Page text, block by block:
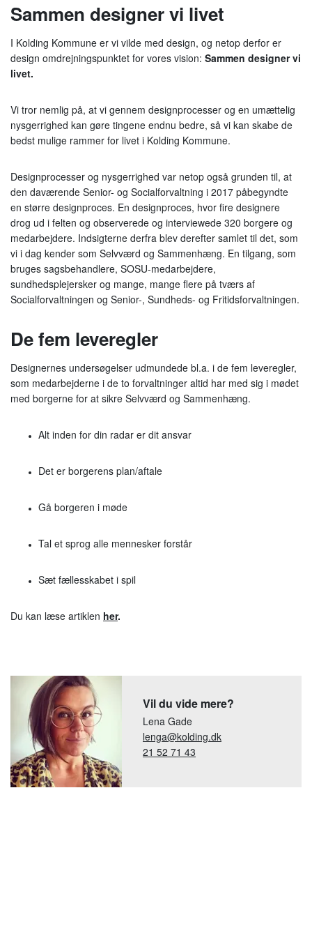
Sammen designer vi livet
I Kolding Kommune er vi vilde med design, og netop derfor er
design omdrejningspunktet for vores vision: Sammen designer vi
livet.
Vi tror nemlig på, at vi gennem designprocesser og en umættelig
nysgerrighed kan gøre tingene endnu bedre, så vi kan skabe de
bedst mulige rammer for livet i Kolding Kommune.
Designprocesser og nysgerrighed var netop også grunden til, at
den daværende Senior- og Socialforvaltning i 2017 påbegyndte
en større designproces. En designproces, hvor fire designere
drog ud i felten og observerede og interviewede 320 borgere og
medarbejdere. Indsigterne derfra blev derefter samlet til det, som
vi i dag kender som Selvværd og Sammenhæng. En tilgang, som
bruges sagsbehandlere, SOSU-medarbejdere,
sundhedsplejersker og mange, mange flere på tværs af
Socialforvaltningen og Senior-, Sundheds- og Fritidsforvaltningen.
De fem leveregler
Designernes undersøgelser udmundede bl.a. i de fem leveregler,
som medarbejderne i de to forvaltninger altid har med sig i mødet
med borgerne for at sikre Selvværd og Sammenhæng.
Alt inden for din radar er dit ansvar
Det er borgerens plan/aftale
Gå borgeren i møde
Tal et sprog alle mennesker forstår
Sæt fællesskabet i spil
Du kan læse artiklen her.
Vil du vide mere?
Lena Gade
lenga@kolding.dk
21 52 71 43